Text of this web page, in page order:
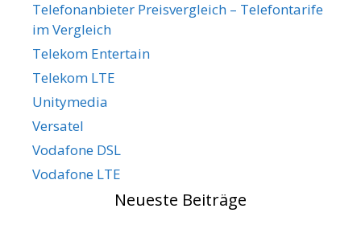
Telefonanbieter Preisvergleich – Telefontarife
im Vergleich
Telekom Entertain
Telekom LTE
Unitymedia
Versatel
Vodafone DSL
Vodafone LTE
Neueste Beiträge